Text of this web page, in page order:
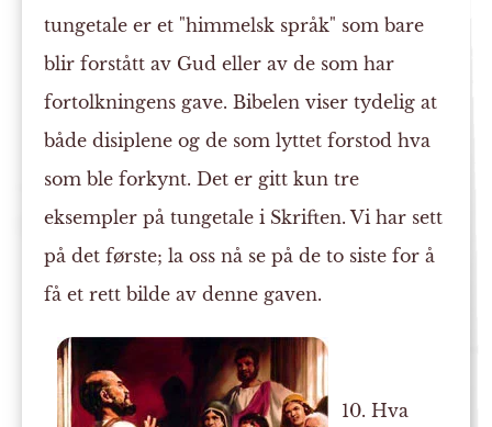
tungetale er et "himmelsk språk" som bare
blir forstått av Gud eller av de som har
fortolkningens gave. Bibelen viser tydelig at
både disiplene og de som lyttet forstod hva
som ble forkynt. Det er gitt kun tre
eksempler på tungetale i Skriften. Vi har sett
på det første; la oss nå se på de to siste for å
få et rett bilde av denne gaven.
10. Hva